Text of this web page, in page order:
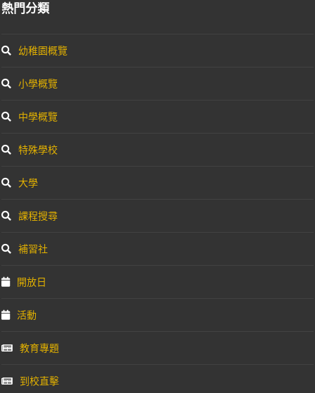
熱門分類
幼稚園概覽
小學概覽
中學概覽
特殊學校
大學
課程搜尋
補習社
開放日
活動
教育專題
到校直擊